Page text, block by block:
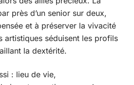
près d’un senior sur deux,
et à préserver la vivacité
artistiques séduisent les profils
la dextérité.
: lieu de vie,